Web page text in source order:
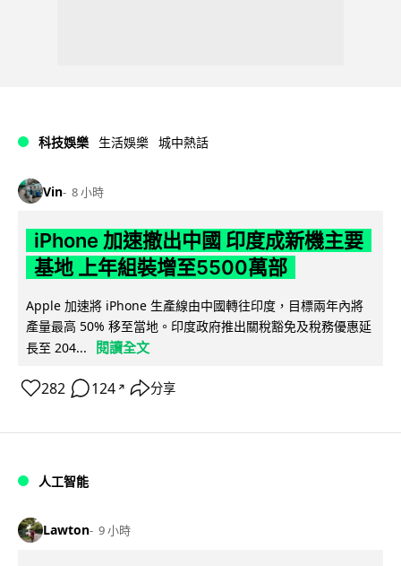
科技娛樂 生活娛樂 城中熱話
Vin 8 小時
iPhone 加速撤出中國 印度成新機主要
基地 上年組裝增至5500萬部
Apple 加速將 iPhone 生產線由中國轉往印度，目標兩年內將
產量最高 50% 移至當地。印度政府推出關稅豁免及稅務優惠延
長至 204...
閱讀全文
282 124 ↗ 分享
人工智能
Lawton 9 小時